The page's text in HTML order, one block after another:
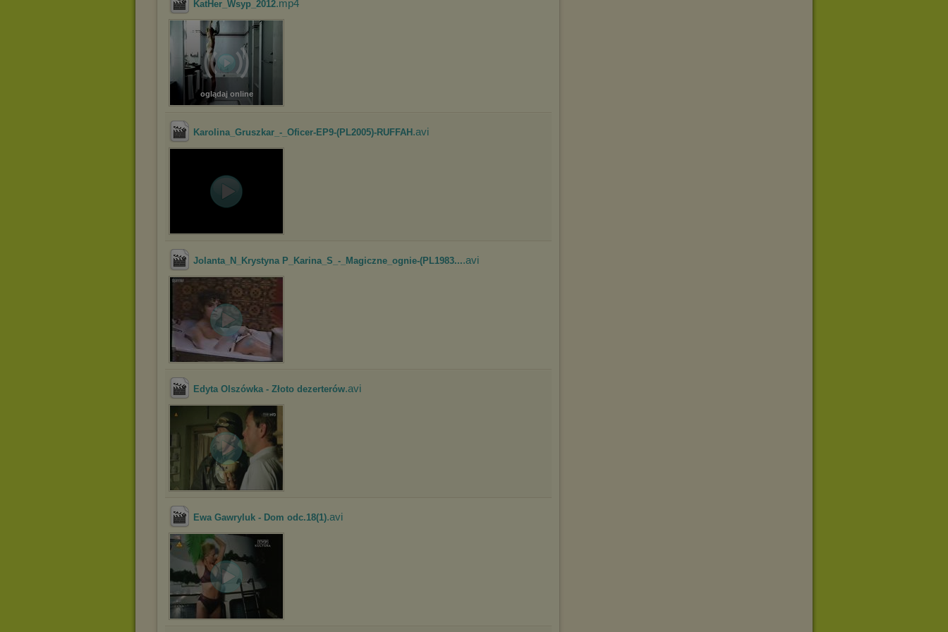
KatHer_Wsyp_2012.mp4
oglądaj online
Karolina_Gruszkar_-_Oficer-EP9-(PL2005)-RUFFAH .avi
Jolanta_N_Krystyna P_Karina_S_-_Magiczne_ognie-(PL1983....avi
Edyta Olszówka - Złoto dezerterów.avi
Ewa Gawryluk - Dom odc.18(1).avi